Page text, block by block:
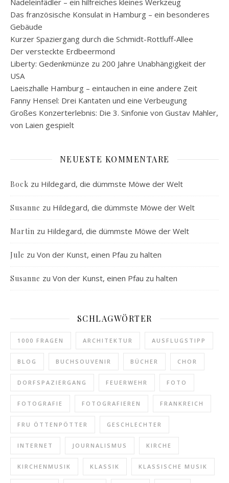
Nadeleinfädler – ein hilfreiches kleines Werkzeug
Das französische Konsulat in Hamburg – ein besonderes
Gebäude
Kurzer Spaziergang durch die Schmidt-Rottluff-Allee
Der versteckte Erdbeermond
Liberty: Gedenkmünze zu 200 Jahre Unabhängigkeit der
USA
Laeiszhalle Hamburg – eintauchen in eine andere Zeit
Fanny Hensel: Drei Kantaten und eine Verbeugung
Großes Konzerterlebnis: Die 3. Sinfonie von Gustav Mahler,
von Laien gespielt
NEUESTE KOMMENTARE
Bock zu Hildegard, die dümmste Möwe der Welt
Susanne zu Hildegard, die dümmste Möwe der Welt
Martin zu Hildegard, die dümmste Möwe der Welt
Jule zu Von der Kunst, einen Pfau zu halten
Susanne zu Von der Kunst, einen Pfau zu halten
SCHLAGWÖRTER
1000 FRAGEN ARCHITEKTUR AUSFLUGSTIPP
BLOG BUCHSOUVENIR BÜCHER CHOR
DORFSPAZIERGANG FEUERWEHR FOTO
FOTOGRAFIE FOTOGRAFIEREN FRANKREICH
FRU ÖTTENPÖTTER GESCHLECHTER
INTERNET JOURNALISMUS KIRCHE
KIRCHENMUSIK KLASSIK KLASSISCHE MUSIK